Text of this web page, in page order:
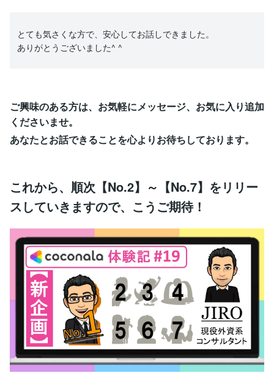
とても気さくな方で、安心してお話しできました。
ありがとうございました^ ^
ご興味のある方は、お気軽にメッセージ、お気に入り追加
くださいませ。
あなたとお話できることを心よりお待ちしております。
これから、順次【No.2】～【No.7】をリリー
スしていきますので、こうご期待！